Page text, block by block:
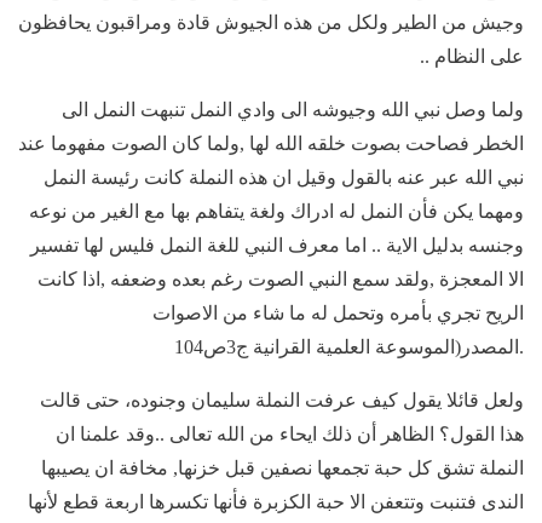
وجيش من الطير ولكل من هذه الجيوش قادة ومراقبون يحافظون
على النظام ..
ولما وصل نبي الله وجيوشه الى وادي النمل تنبهت النمل الى
الخطر فصاحت بصوت خلقه الله لها ,ولما كان الصوت مفهوما عند
نبي الله عبر عنه بالقول وقيل ان هذه النملة كانت رئيسة النمل
ومهما يكن فأن النمل له ادراك ولغة يتفاهم بها مع الغير من نوعه
وجنسه بدليل الاية .. اما معرف النبي للغة النمل فليس لها تفسير
الا المعجزة ,ولقد سمع النبي الصوت رغم بعده وضعفه ,اذا كانت
الريح تجري بأمره وتحمل له ما شاء من الاصوات
.المصدر(الموسوعة العلمية القرانية ج3ص104
ولعل قائلا يقول كيف عرفت النملة سليمان وجنوده، حتى قالت
هذا القول؟ الظاهر أن ذلك ايحاء من الله تعالى ..وقد علمنا ان
النملة تشق كل حبة تجمعها نصفين قبل خزنها, مخافة ان يصيبها
الندى فتنبت وتتعفن الا حبة الكزبرة فأنها تكسرها اربعة قطع لأنها